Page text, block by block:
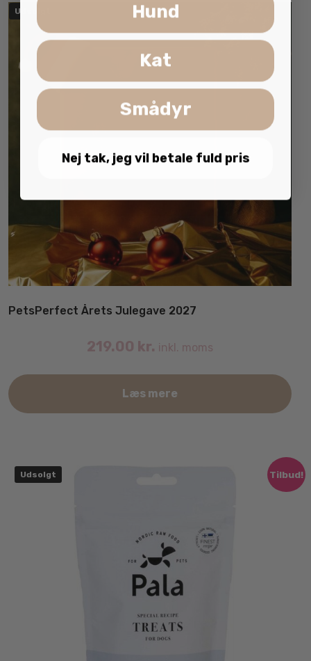
Udsolgt
PetsPerfect Årets Julegave 2027
219.00 kr. inkl. moms
Læs mere
Tilbud!
Udsolgt
Hund
Kat
Smådyr
Nej tak, jeg vil betale fuld pris